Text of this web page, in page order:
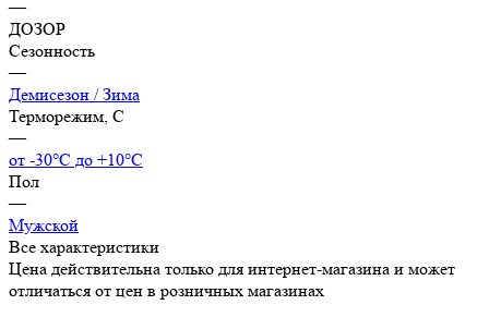
—
ДОЗОР
Сезонность
—
Демисезон / Зима
Терморежим, C
—
от -30°С до +10°С
Пол
—
Мужской
Все характеристики
Цена действительна только для интернет-магазина и может
отличаться от цен в розничных магазинах